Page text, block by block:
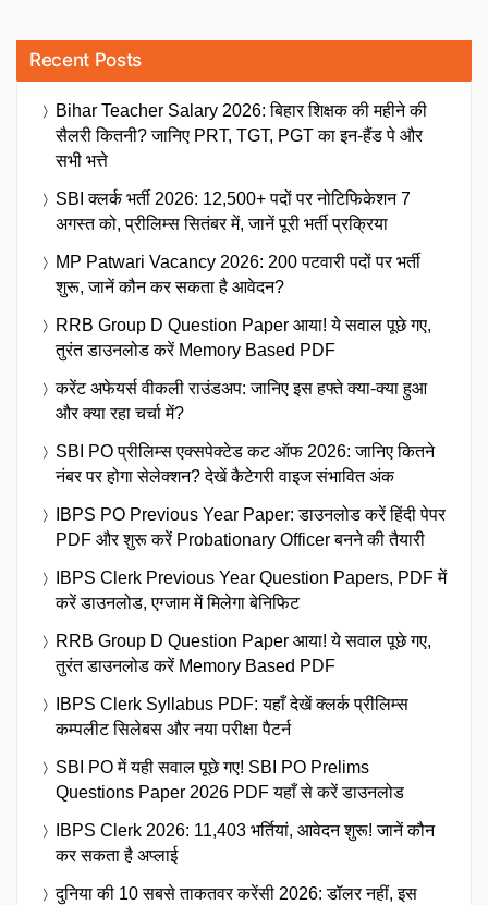
Recent Posts
Bihar Teacher Salary 2026: बिहार शिक्षक की महीने की
सैलरी कितनी? जानिए PRT, TGT, PGT का इन-हैंड पे और
सभी भत्ते
SBI क्लर्क भर्ती 2026: 12,500+ पदों पर नोटिफिकेशन 7
अगस्त को, प्रीलिम्स सितंबर में, जानें पूरी भर्ती प्रक्रिया
MP Patwari Vacancy 2026: 200 पटवारी पदों पर भर्ती
शुरू, जानें कौन कर सकता है आवेदन?
RRB Group D Question Paper आया! ये सवाल पूछे गए,
तुरंत डाउनलोड करें Memory Based PDF
करेंट अफेयर्स वीकली राउंडअप: जानिए इस हफ्ते क्या-क्या हुआ
और क्या रहा चर्चा में?
SBI PO प्रीलिम्स एक्सपेक्टेड कट ऑफ 2026: जानिए कितने
नंबर पर होगा सेलेक्शन? देखें कैटेगरी वाइज संभावित अंक
IBPS PO Previous Year Paper: डाउनलोड करें हिंदी पेपर
PDF और शुरू करें Probationary Officer बनने की तैयारी
IBPS Clerk Previous Year Question Papers, PDF में
करें डाउनलोड, एग्जाम में मिलेगा बेनिफिट
RRB Group D Question Paper आया! ये सवाल पूछे गए,
तुरंत डाउनलोड करें Memory Based PDF
IBPS Clerk Syllabus PDF: यहाँ देखें क्लर्क प्रीलिम्स
कम्पलीट सिलेबस और नया परीक्षा पैटर्न
SBI PO में यही सवाल पूछे गए! SBI PO Prelims
Questions Paper 2026 PDF यहाँ से करें डाउनलोड
IBPS Clerk 2026: 11,403 भर्तियां, आवेदन शुरू! जानें कौन
कर सकता है अप्लाई
दुनिया की 10 सबसे ताकतवर करेंसी 2026: डॉलर नहीं, इस